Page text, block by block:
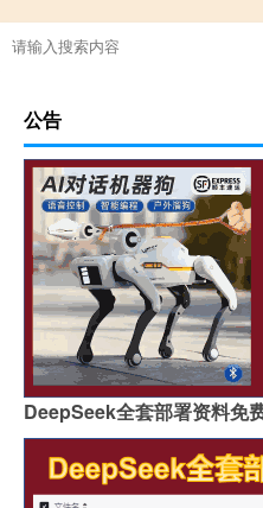
公告
DeepSeek全套部署资料免